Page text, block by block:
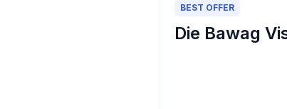
BEST OFFER
Die Bawag